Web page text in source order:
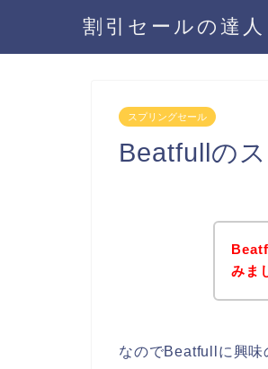
割引セールの達人
スプリングセール
Beatfullの
みま
なのでBeatfullに興味